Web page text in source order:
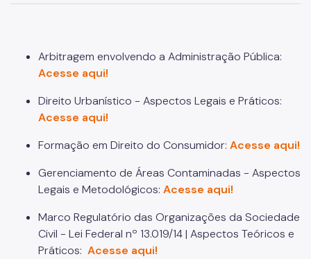
Aulas abertas
Escola Superior de Direito Público Municipal
Pós-Graduação
Programa de Residência Jurídica
REVISTA JURÍDICA
Fale Conosco
Arbitragem envolvendo a Administração Pública:
Acesse aqui!
Direito Urbanístico - Aspectos Legais e Práticos:
Acesse aqui!
Formação em Direito do Consumidor: Acesse aqui!
Gerenciamento de Áreas Contaminadas - Aspectos
Legais e Metodológicos: Acesse aqui!
Marco Regulatório das Organizações da Sociedade
Civil - Lei Federal nº 13.019/14 | Aspectos Teóricos e
Práticos: Acesse aqui!